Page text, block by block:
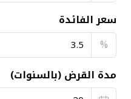
سعر الفائدة
مدة القرض (بالسنوات)